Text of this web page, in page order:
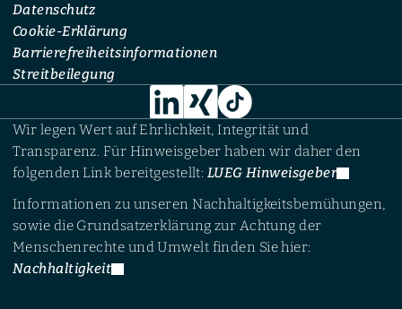
Datenschutz
Cookie-Erklärung
Barrierefreiheitsinformationen
Streitbeilegung
Wir legen Wert auf Ehrlichkeit, Integrität und
Transparenz. Für Hinweisgeber haben wir daher den
folgenden Link bereitgestellt: LUEG Hinweisgeber
Informationen zu unseren Nachhaltigkeitsbemühungen,
sowie die Grundsatzerklärung zur Achtung der
Menschenrechte und Umwelt finden Sie hier:
Nachhaltigkeit